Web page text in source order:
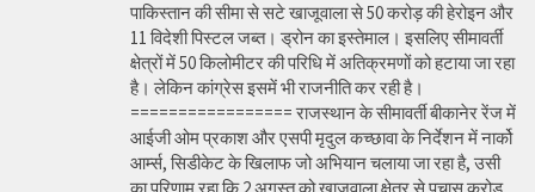
पाकिस्तान की सीमा से सटे खाजूवाला से 50 करोड़ की हेरोइन और
11 विदेशी पिस्टल जब्त। ड्रोन का इस्तेमाल। इसलिए सीमावर्ती
क्षेत्रों में 50 किलोमीटर की परिधि में अतिक्रमणों को हटाया जा रहा
है। लेकिन कांग्रेस इसमें भी राजनीति कर रही है।
================= राजस्थान के सीमावर्ती बीकानेर रेंज में
आईजी ओम प्रकाश और एसपी मृदुल कच्छावा के निर्देशन में नार्को
आर्म्स, सिडीकेट के खिलाफ जो अभियान चलाया जा रहा है, उसी